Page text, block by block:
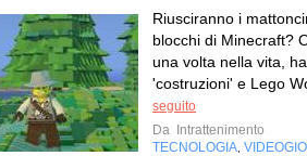
Riusciranno i
blocchi di Minecraft?
una volta nella vita,
'costruzioni' e Lego
seguito
Da
Intrattenimento
TECNOLOGIA